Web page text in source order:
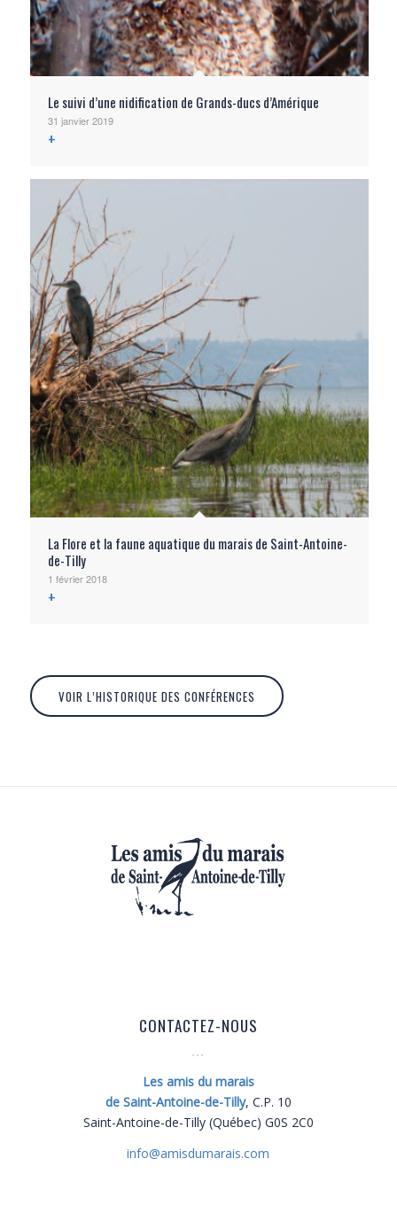
Le suivi d’une nidification de Grands-ducs d’Amérique
31 janvier 2019
La Flore et la faune aquatique du marais de Saint-Antoine-
de-Tilly
1 février 2018
VOIR L’HISTORIQUE DES CONFÉRENCES
CONTACTEZ-NOUS
Les amis du marais
de Saint-Antoine-de-Tilly, C.P. 10
Saint-Antoine-de-Tilly (Québec) G0S 2C0
info@amisdumarais.com